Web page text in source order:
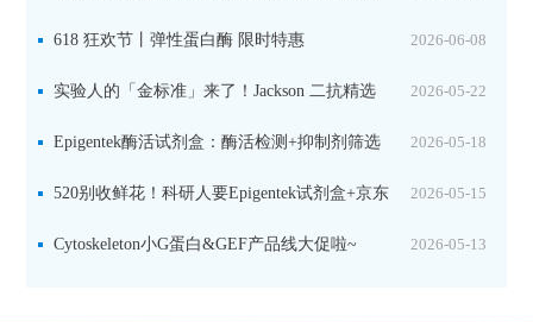
品线放价啦！ 2026-06-08
618 狂欢节丨弹性蛋白酶 限时特惠
2026-05-22
实验人的「金标准」来了！Jackson 二抗精选
限时一口价，手慢无！ 2026-05-18
Epigentek酶活试剂盒：酶活检测+抑制剂筛选
双赋能，下单即赠京东卡 2026-05-15
520别收鲜花！科研人要Epigentek试剂盒+京东
卡！ 2026-05-13
Cytoskeleton小G蛋白&GEF产品线大促啦~